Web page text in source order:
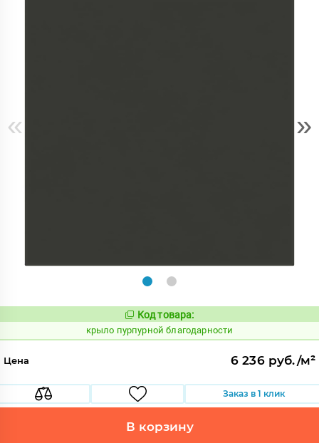
« »
Код:
837503
Код товара:
крыло пурпурной благодарности
Цена 6 236 руб./м²
Заказ в 1 клик
В корзину